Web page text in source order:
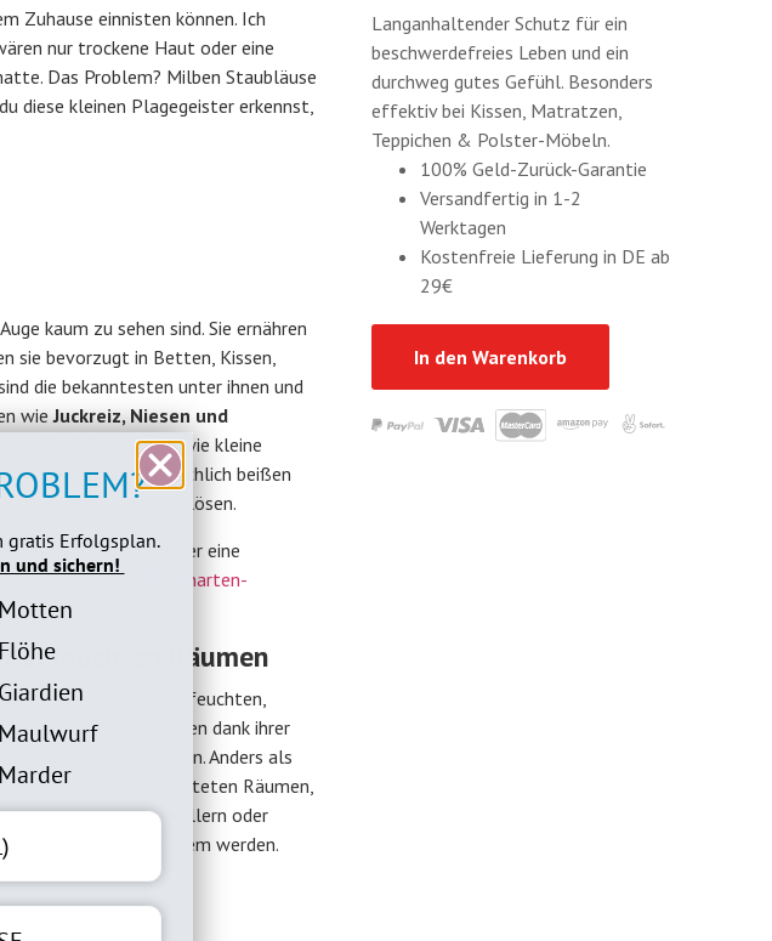
Zuhause einnisten können. Ich
nur trockene Haut oder eine
Das Problem? Milben Staubläuse
diese kleinen Plagegeister erkennst,
kaum zu sehen sind. Sie ernähren
sie bevorzugt in Betten, Kissen,
die bekanntesten unter ihnen und
wieJuckreiz, Niesen und
ähnlich aussehen wie kleine
bezeichnet. Tatsächlich beißen
diese Reaktionen auslösen.
findest du hier eine
Eigenarten:
Milbenarten-
in feuchten Räumen
Insekten, die sich in feuchten,
als Milben und können dank ihrer
Auge gesehen werden. Anders als
sind in schlecht belüfteten Räumen,
Besonders in Kellern oder
zum Problem werden.
Langanhaltender Schutz für ein
beschwerdefreies Leben und ein
durchweg gutes Gefühl. Besonders
effektiv bei Kissen, Matratzen,
Teppichen & Polster-Möbeln.
100% Geld-Zurück-Garantie
Versandfertig in 1-2
Werktagen
Kostenfreie Lieferung in DE ab
29€
In den Warenkorb
gratis Erfolgsplan.
und sichern!
Motten
Flöhe
Interesse
Giardien
Maulwurf
Marder